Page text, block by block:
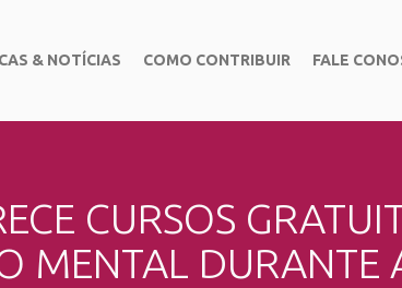
& NOTÍCIAS COMO CONTRIBUIR FALE
CURSOS
MENTAL DURANTE